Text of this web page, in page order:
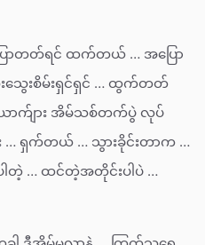
ောတတ်ရင် ထက်တယ် … အပြော
သွေးစိမ်းရှင်ရှင် … ထွက်တတ်
ာက်ျား အိမ်သစ်တက်ပွဲ လုပ်
… ရှက်တယ် … သွားခိုင်းတာက …
တဲ့ … ထင်တဲ့အတိုင်းပါပဲ …